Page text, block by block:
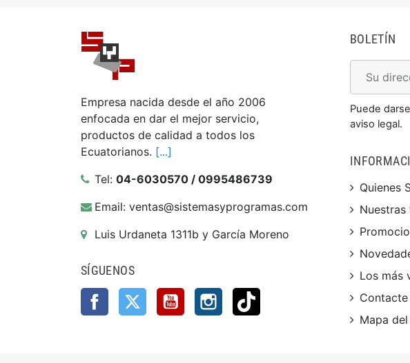
Empresa nacida desde el año 2006
enfocada en dar el mejor servicio,
productos de calidad a todos los
Ecuatorianos. [...]
Tel: 04-6030570 / 0995486739
Email: ventas@sistemasyprogramas.com
Luis Urdaneta 1311b y García Moreno
SÍGUENOS
FacebookTwitter YouTube Instagram
BOLETÍN
Puede
aviso legal.
Quienes
Nuestras
Los más
Mapa